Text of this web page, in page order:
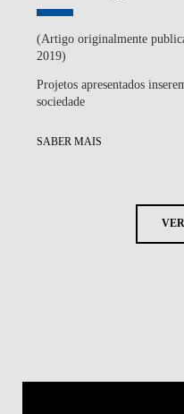
(Artigo originalmente
2019)
Projetos apresentados
sociedade
SABER MAIS